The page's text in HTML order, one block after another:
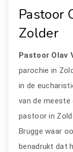
Pastoor
Zolder
Pastoor Olav
parochie in
in de
van de meeste
pastoor in
Brugge waar
benadrukt dat